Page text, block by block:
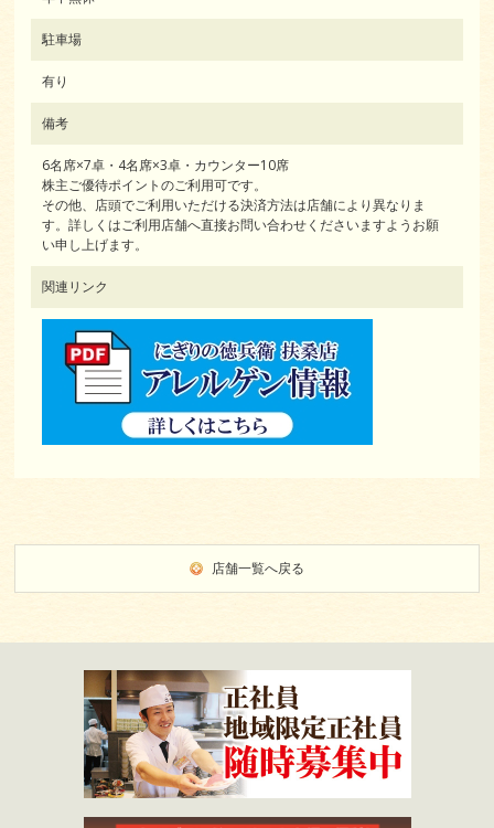
駐車場
有り
備考
6名席×7卓・4名席×3卓・カウンター10席
株主ご優待ポイントのご利用可です。
その他、店頭でご利用いただける決済方法は店舗により異なりま
す。詳しくはご利用店舗へ直接お問い合わせくださいますようお願
い申し上げます。
関連リンク
店舗一覧へ戻る